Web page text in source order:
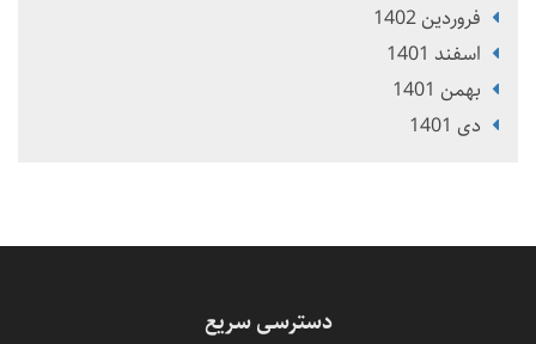
فروردین 1402
اسفند 1401
بهمن 1401
دی 1401
دسترسی سریع